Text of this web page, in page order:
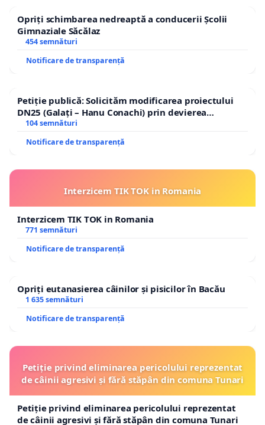
Opriți schimbarea nedreaptă a conducerii Școlii
Gimnaziale Săcălaz
454 semnături
Notificare de transparență
Petiție publică: Solicităm modificarea proiectului
DN25 (Galați – Hanu Conachi) prin devierea
traseului în afara localităților!
104 semnături
Notificare de transparență
Interzicem TIK TOK in Romania
Interzicem TIK TOK in Romania
771 semnături
Notificare de transparență
Opriți eutanasierea câinilor și pisicilor în Bacău
1 635 semnături
Notificare de transparență
Petiție privind eliminarea pericolului reprezentat
de câinii agresivi și fără stăpân din comuna Tunari
Petiție privind eliminarea pericolului reprezentat
de câinii agresivi și fără stăpân din comuna Tunari